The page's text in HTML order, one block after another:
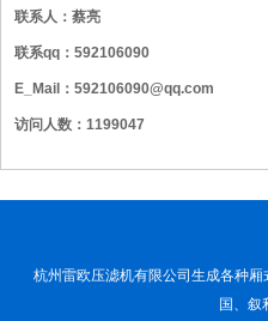
联系人：蔡亮
联系qq：592106090
E_Mail：592106090@qq.com
访问人数：1199047
杭州雷欧压滤机有限公司生成各种
国、叙